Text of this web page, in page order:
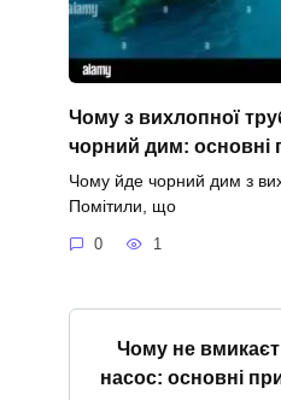
Чому з вихлопної
чорний дим: основні
Чому йде чорний дим з
Помітили, що
0 1
Чому не
насос: основні